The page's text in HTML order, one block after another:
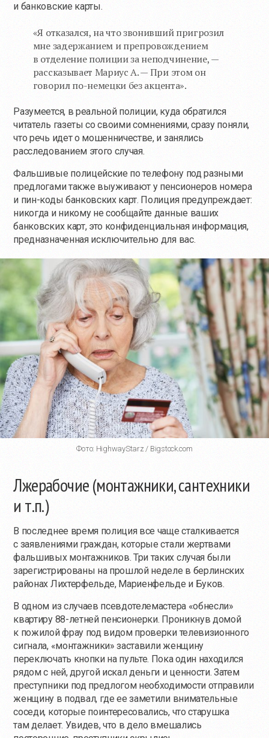
и банковские карты.
«Я отказался, на что звонивший пригрозил
мне задержанием и препровождением
в отделение полиции за неподчинение, —
рассказывает Мариус А. — При этом он
говорилпо-немецки без акцента».
Разумеется, в реальной полиции, куда обратился
читатель газеты со своими сомнениями, сразу поняли,
что речь идет о мошенничестве, и занялись
расследованием этого случая.
Фальшивые полицейские по телефону под разными
предлогами также выуживают у пенсионеров номера
и пин-коды банковских карт. Полиция предупреждает:
никогда и никому не сообщайте данные ваших
банковских карт, это конфиденциальная информация,
предназначенная исключительно для вас.
Фото: HighwayStarz / Bigstock.com
Лжерабочие (монтажники, сантехники
и т.п.)
В последнее время полиция все чаще сталкивается
с заявлениями граждан, которые стали жертвами
фальшивых монтажников. Три таких случая были
зарегистрированы на прошлой неделе в берлинских
районах Лихтерфельде, Мариенфельде и Буков.
В одном из случаев псевдотелемастера «обнесли»
квартиру 88-летней пенсионерки. Проникнув домой
к пожилой фрау под видом проверки телевизионного
сигнала, «монтажники» заставили женщину
переключать кнопки на пульте. Пока один находился
рядом с ней, другой искал деньги и ценности. Затем
преступники под предлогом необходимости отправили
женщину в подвал, где ее заметили внимательные
соседи, которые поинтересовались, что старушка
там делает. Увидев, что в дело вмешались